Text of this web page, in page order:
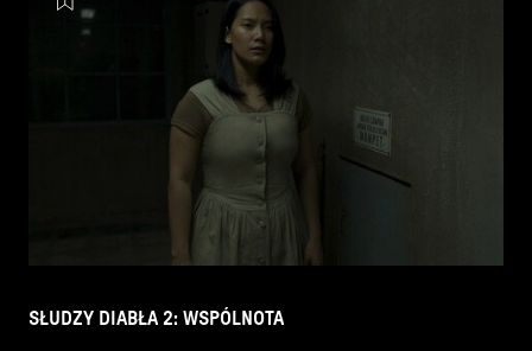
SŁUDZY DIABŁA 2: WSPÓLNOTA